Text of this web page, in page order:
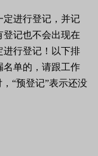
定进行登记，并记
记也不会出现在
进行登记！以下排
名单的，请跟工作
“预登记”表示还没